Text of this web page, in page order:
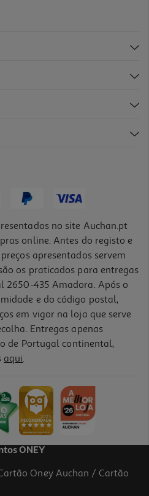
no site Auchan.pt
online. Antes do registo e
apresentados servem
os praticados para entregas
2650-435 Amadora. Após o
e do código postal,
em vigor na loja que serve
Entregas apenas
de Portugal continental,
aqui.
ONEY
Oney Auchan / Cartão